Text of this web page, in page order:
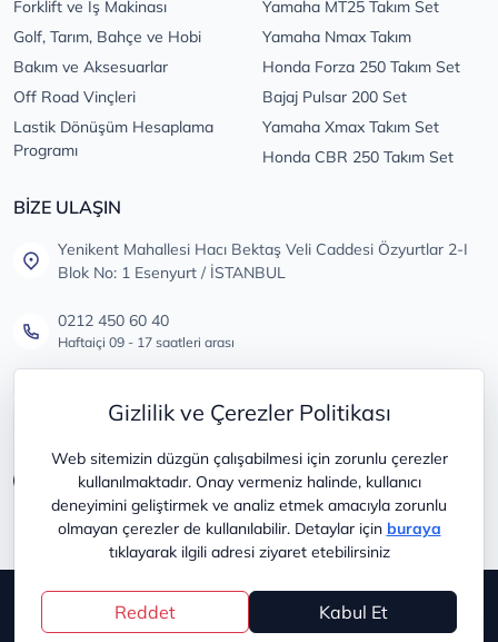
Gizlilik ve Çerezler Politikası
Web sitemizin düzgün çalışabilmesi için zorunlu çerezler
kullanılmaktadır. Onay vermeniz halinde, kullanıcı
deneyimini geliştirmek ve analiz etmek amacıyla zorunlu
olmayan çerezler de kullanılabilir. Detaylar için buraya
tıklayarak ilgili adresi ziyaret etebilirsiniz
Reddet Kabul Et
Forklift ve İş Makinası
Golf, Tarım, Bahçe ve Hobi
Bakım ve Aksesuarlar
Off Road Vinçleri
Lastik Dönüşüm Hesaplama
Programı
Yamaha MT25 Takım Set
Yamaha Nmax Takım
Honda Forza 250 Takım Set
Bajaj Pulsar 200 Set
Yamaha Xmax Takım Set
Honda CBR 250 Takım Set
BİZE ULAŞIN
Yenikent Mahallesi Hacı Bektaş Veli Caddesi Özyurtlar 2-I
Blok No: 1 Esenyurt / İSTANBUL
0212 450 60 40
Haftaiçi 09 - 17 saatleri arası
Tüm öneri ve şikayetleriniz için
Copyright © 2025
®